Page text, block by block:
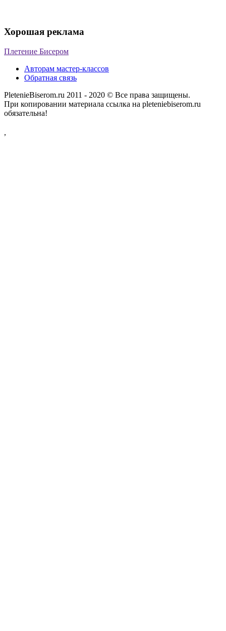
Хорошая реклама
Плетение Бисером
Авторам мастер-классов
Обратная связь
PletenieBiserom.ru 2011 - 2020 © Все права защищены.
При копировании материала ссылка на pleteniebiserom.ru
обязательна!
,